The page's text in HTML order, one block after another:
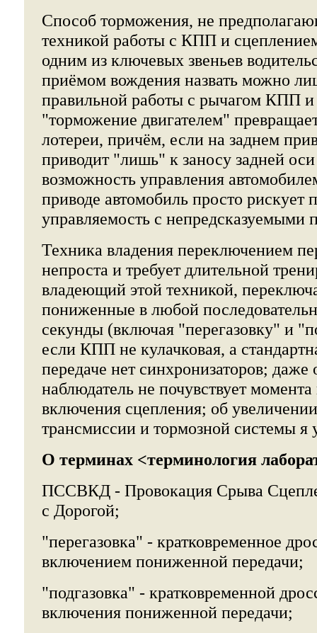
Способ торможения, не
техникой работы с КПП и
одним из ключевых звеньев
приёмом вождения назвать можно
правильной работы с рычагом КПП
"торможение двигателем"
лотереи, причём, если на заднем
приводит "лишь" к заносу задней оси
возможность управления
приводе автомобиль просто рискует
управляемость с непредсказуемыми
Техника владения переключением
непроста и требует длительной
владеющий этой техникой,
пониженные в любой
секунды (включая "перегазовку" и
если КПП не кулачковая, а
передаче нет синхронизаторов;
наблюдатель не почувствует
включения сцепления; об
трансмиссии и тормозной системы я
О терминах <терминология
ПССВКД - Провокация Срыва
с Дорогой;
"перегазовка" - кратковременное
включением пониженной передачи;
"подгазовка" - кратковременной
включения пониженной передачи;